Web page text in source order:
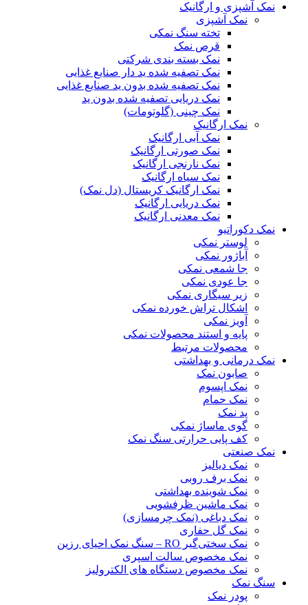
نمک آشپزی و ارگانیک
نمک آشپزی
تخته سنگ نمکی
قرص نمک
نمک بسته بندی شرکتی
نمک تصفیه شده ید دار صنایع غذایی
نمک تصفیه شده بدون ید صنایع غذایی
نمک دریایی تصفیه شده بدون ید
نمک چینی (گلوتومات)
نمک ارگانیک
نمک آبی ارگانیک
نمک صورتی ارگانیک
نمک نارنجی ارگانیک
نمک سیاه ارگانیک
نمک ارگانیک کریستال (دل نمک)
نمک دریایی ارگانیک
نمک معدنی ارگانیک
نمک دکوراتیو
لوستر نمکی
آباژور نمکی
جا شمعی نمکی
جا عودی نمکی
زیر سیگاری نمکی
اشکال تراش خورده نمکی
آویز نمکی
پایه و استند محصولات نمکی
محصولات مرتبط
نمک درمانی و بهداشتی
صابون نمک
نمک اپسوم
نمک حمام
پد نمک
گوی ماساژ نمکی
کف پایی حرارتی سنگ نمک
نمک صنعتی
نمک دیالیز
نمک برف روبی
نمک شوینده بهداشتی
نمک ماشین ظرفشویی
نمک دباغی (نمک چرمسازی)
نمک گل حفاری
نمک سختی‌گیر RO – سنگ نمک احیای رزین
نمک مخصوص سالت اسپری
نمک مخصوص دستگاه های الکترولیز
سنگ نمک
پودر نمک